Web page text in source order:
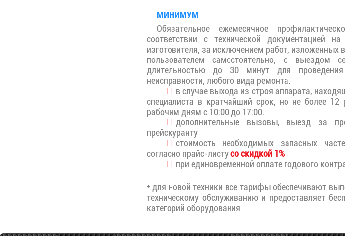
МИНИМУМ
Обязательное ежемесячное
соответствии с технической документацией
изготовителя, за исключением работ,
пользователем самостоятельно, с выездом
длительностью до 30 минут для проведения
неисправности, любого вида ремонта.
в случае выхода из строя аппарата,
специалиста в кратчайший срок, но не более
рабочим дням с 10:00 до 17:00.
дополнительные вызовы, выезд за
прейскуранту
стоимость необходимых запасных
согласно прайс-листусо скидкой 1%
при единовременной оплате годового
* для новой техники все тарифы обеспечивают
техническому обслуживанию и предоставляет
категорий оборудования